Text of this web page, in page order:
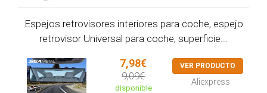
Espejos retrovisores interiores para coche, espejo
retrovisor Universal para coche, superficie...
7,98€
9,09€
disponible
VER PRODUCTO
Aliexpress